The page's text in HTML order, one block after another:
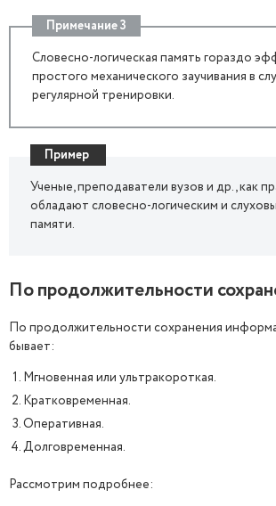
Примечание 3
Словесно-логическая память гораздо
простого механического заучивания в
регулярной тренировки.
Пример
Ученые, преподаватели вузов и др., как
обладают словесно-логическим и
памяти.
По продолжительности
По продолжительности сохранения
бывает:
Мгновенная или ультракороткая.
Кратковременная.
Оперативная.
Долговременная.
Рассмотрим подробнее: